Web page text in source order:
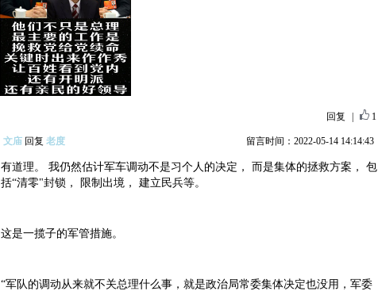
回复 1
文庙回复 老度 留言时间：2022-05-14 14:14:43
有道理。 我仍然估计军车调动不是习个人的决定， 而是集体的拯救方案， 包
括“清零"封锁， 限制出境， 建立民兵等。
这是一揽子的军管措施。
“军队的调动从来就不关总理什么事，就是政治局常委集体决定也没用，军委